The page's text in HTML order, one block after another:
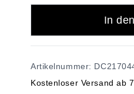
In
Artikelnummer:
Kostenloser Versand ab